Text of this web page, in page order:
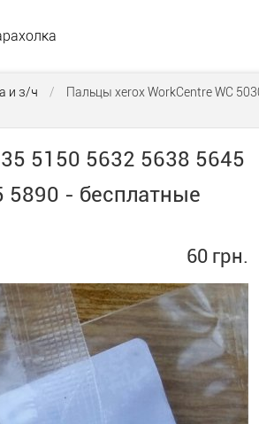
и з/ч /
Пальцы xerox WorkCentre WC
5150 5632 5638 5645
5890 - бесплатные
60 грн.